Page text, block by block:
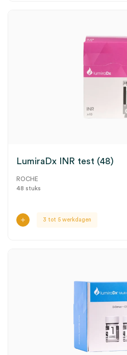
LumiraDx INR test (48)
ROCHE
48 stuks
3 tot 5 werkdagen